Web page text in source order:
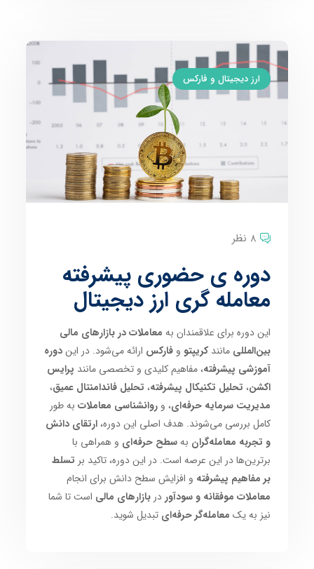
ارز دیجیتال و فارکس
8 نظر
دوره ی حضوری پیشرفته
معامله گری ارز دیجیتال
این دوره برای علاقمندان به معاملات در بازارهای مالی
بین‌المللی مانندکریپتو وفارکس ارائه می‌شود. در ایندوره
آموزشی پیشرفته، مفاهیم کلیدی و تخصصی مانند پرایس
اکشن، تحلیل تکنیکال پیشرفته، تحلیل فاندامنتال عمیق،
مدیریت سرمایه حرفه‌ای، وروانشناسی معاملات به طور
کامل بررسی می‌شوند. هدف اصلی این دوره،ارتقای دانش
و تجربه معامله‌گران بهسطح حرفه‌ای و همراهی با
برترین‌ها در این عرصه است. در این دوره، تاکید بر تسلط
بر مفاهیم پیشرفته و افزایش سطح دانش برای انجام
معاملات موفقانه و سودآور دربازارهای مالی است تا شما
نیز به یک معامله‌گر حرفه‌ای تبدیل شوید.